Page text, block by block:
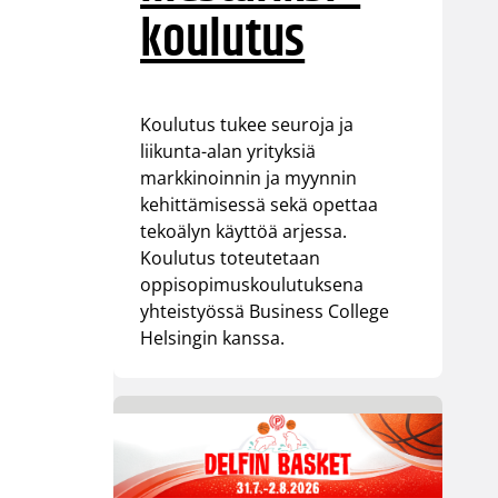
koulutus
Koulutus tukee seuroja ja
liikunta-alan yrityksiä
markkinoinnin ja myynnin
kehittämisessä sekä opettaa
tekoälyn käyttöä arjessa.
Koulutus toteutetaan
oppisopimuskoulutuksena
yhteistyössä Business College
Helsingin kanssa.